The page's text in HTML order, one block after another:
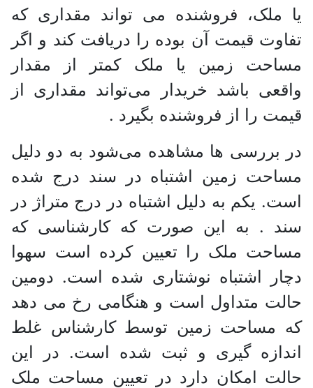
یا ملک، فروشنده می تواند مقداری که
تفاوت قیمت آن بوده را دریافت کند و اگر
مساحت زمین یا ملک کمتر از مقدار
واقعی باشد خریدار می‌تواند مقداری از
قیمت را از فروشنده بگیرد .
در بررسی ها مشاهده می‌شود به دو دلیل
مساحت زمین اشتباه در سند درج شده
است. یکم به دلیل اشتباه در درج متراژ در
سند . به این صورت که کارشناسی که
مساحت ملک را تعیین کرده است سهوا
دچار اشتباه نوشتاری شده است. دومین
حالت متداول است و هنگامی رخ می دهد
که مساحت زمین توسط کارشناس غلط
اندازه گیری و ثبت شده است. در این
حالت امکان دارد در تعیین مساحت ملک